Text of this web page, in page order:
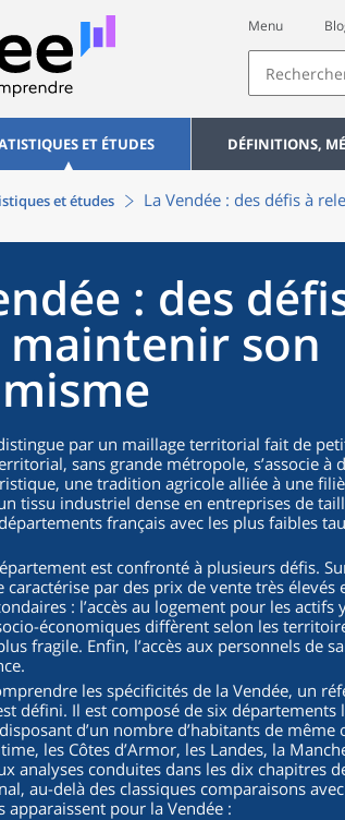
Menu
ET ÉTUDES DÉFINITIONS,
et études La Vendée : des défis à
: des
son
par un maillage territorial fait de
sans grande métropole, s’associe
une tradition agricole alliée à une
tissu industriel dense en entreprises de
français avec les plus faibles
est confronté à plusieurs défis.
caractérise par des prix de vente très
: l’accès au logement pour les
économiques diffèrent selon les
fragile. Enfin, l’accès aux personnels de
les spécificités de la Vendée, un
défini. Il est composé de six départements
d’un nombre d’habitants de même
les Côtes d’Armor, les Landes, la
analyses conduites dans les dix chapitres
au-delà des classiques comparaisons
apparaissent pour la Vendée :